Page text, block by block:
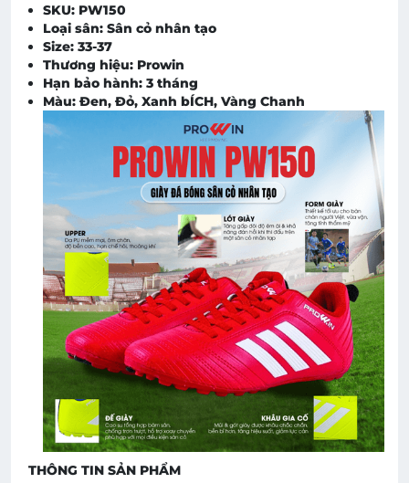
SKU: PW150
Loại sân: Sân cỏ nhân tạo
Size: 33-37
Thương hiệu: Prowin
Hạn bảo hành: 3 tháng
Màu: Đen, Đỏ, Xanh bÍCH, Vàng Chanh
THÔNG TIN SẢN PHẨM